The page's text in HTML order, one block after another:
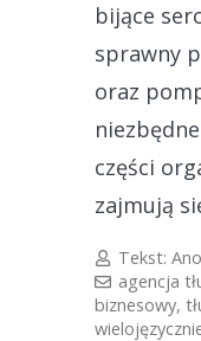
bijące
sprawny
oraz
części
zajmują
Tekst:
agencja
biznesowy,